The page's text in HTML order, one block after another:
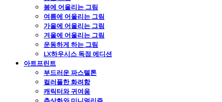
봄에 어울리는 그림
여름에 어울리는 그림
가을에 어울리는 그림
겨울에 어울리는 그림
운동하게 하는 그림
LX하우시스 독점 에디션
아트프린트
부드러운 파스텔톤
컬러풀한 화려함
캐릭터와 귀여움